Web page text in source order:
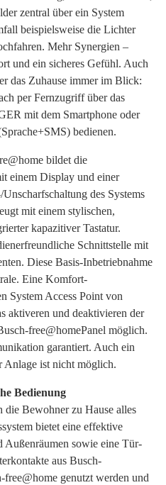
zentral über ein System
beispielsweise die Lichter
Mehr Synergien –
und ein sicheres Gefühl. Auch
das Zuhause immer im Blick:
per Fernzugriff über das
mit dem Smartphone oder
bedienen.
bildet die
einem Display und einer
des Systems
mit einem stylischen,
kapazitiver Tastatur.
Schnittstelle mit
Diese Basis-Inbetriebnahme
Eine Komfort-
System Access Point von
aktiveren und deaktivieren der
free@homePanel möglich.
garantiert. Auch ein
Anlage ist nicht möglich.
Bedienung
die Bewohner zu Hause alles
bietet eine effektive
sowie eine Tür-
aus Busch-
genutzt werden und